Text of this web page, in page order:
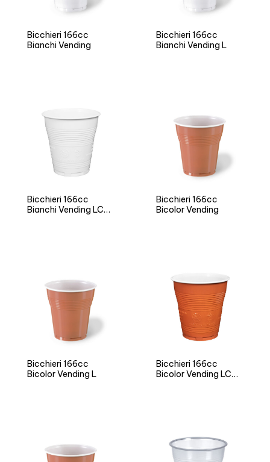
Bicchieri 166cc
Bianchi Vending
Bicchieri 166cc
Bianchi Vending L
Bicchieri 166cc
Bianchi Vending LC
Bicchieri 166cc
Bicolor Vending
Bicchieri 166cc
Bicolor Vending L
Bicchieri 166cc
Bicolor Vending LC